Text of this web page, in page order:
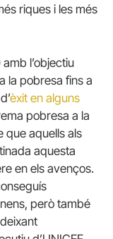
riques i les més
l’objectiu
la pobresa fins a
èxit en alguns
pobresa a la
que aquells als
aquesta
en els avenços.
però també